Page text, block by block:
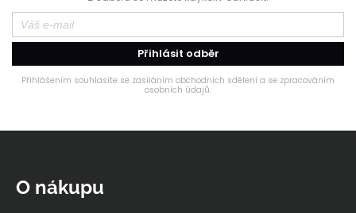
Přihlásit odběr
Přihlášením souhlasíte se zasíláním obchodních sdělení a se zpracováním
osobních údajů.
O nákupu